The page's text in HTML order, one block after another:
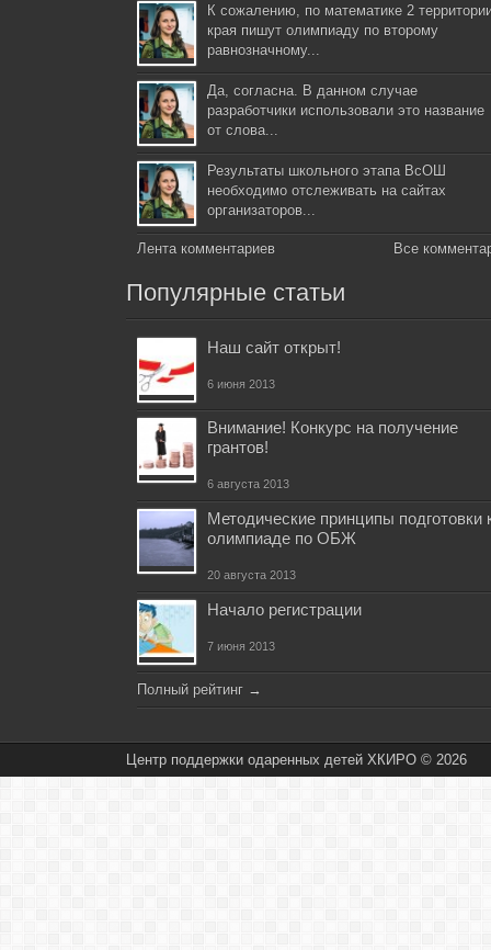
К сожалению, по математике 2
края пишут олимпиаду по второму
равнозначному...
Да, согласна. В данном случае
разработчики использовали это название
от слова...
Результаты школьного этапа ВсОШ
необходимо отслеживать на сайтах
организаторов...
Лента комментариев Все
Популярные статьи
Наш сайт открыт!
6 июня 2013
Внимание! Конкурс на получение
грантов!
6 августа 2013
Методические принципы подготовки
олимпиаде по ОБЖ
20 августа 2013
Начало регистрации
7 июня 2013
Полный рейтинг →
Центр поддержки одаренных детей ХКИРО © 2026